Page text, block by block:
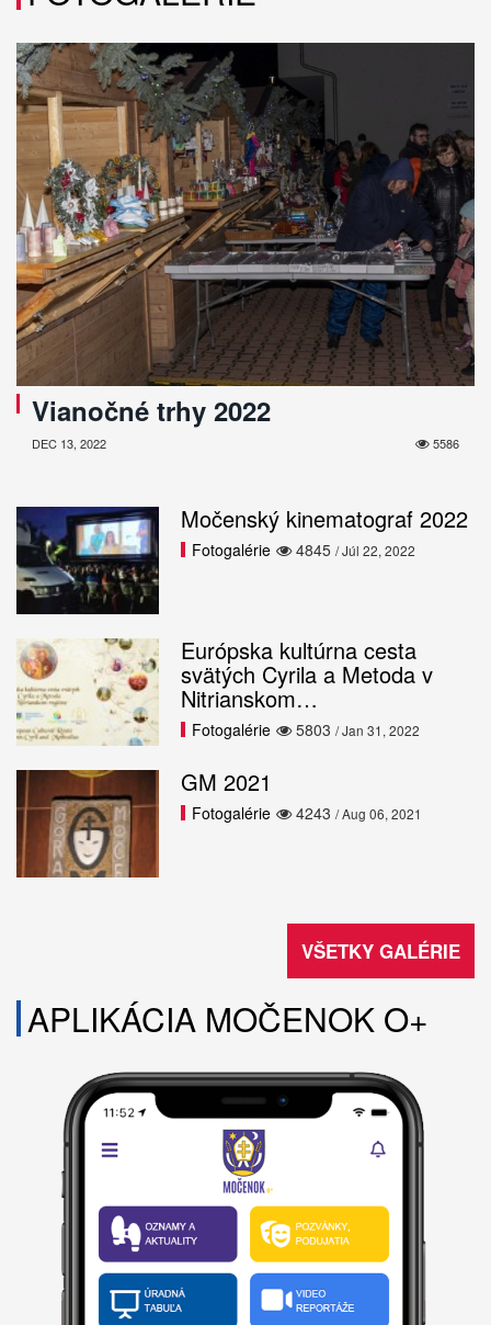
Vianočné trhy 2022
5586
DEC 13, 2022
Močenský kinematograf 2022
4845
Fotogalérie / Júl 22, 2022
Európska kultúrna cesta
svätých Cyrila a Metoda v
Nitrianskom…
5803
Fotogalérie / Jan 31, 2022
GM 2021
4243
Fotogalérie / Aug 06, 2021
VŠETKY GALÉRIE
APLIKÁCIA MOČENOK O+